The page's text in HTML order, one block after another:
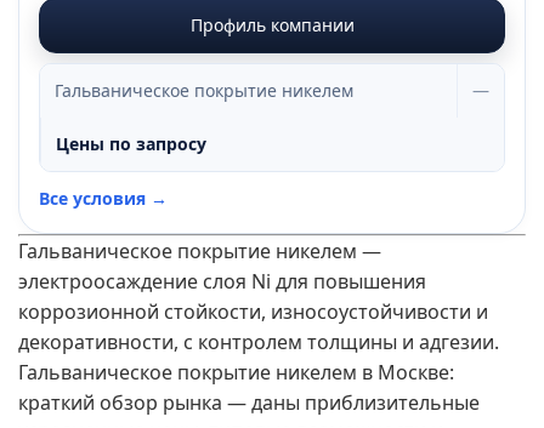
Профиль компании
Гальваническое покрытие никелем —
Цены по запросу
Все условия →
Гальваническое покрытие никелем —
электроосаждение слоя Ni для повышения
коррозионной стойкости, износоустойчивости и
декоративности, с контролем толщины и адгезии.
Гальваническое покрытие никелем в Москве:
краткий обзор рынка — даны приблизительные